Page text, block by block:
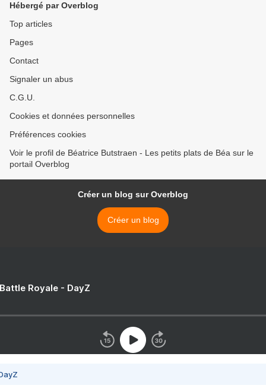
Hébergé par Overblog
Top articles
Pages
Contact
Signaler un abus
C.G.U.
Cookies et données personnelles
Préférences cookies
Voir le profil de Béatrice Butstraen - Les petits plats de Béa sur le
portail Overblog
Créer un blog sur Overblog
Créer un blog
Royale - DayZ